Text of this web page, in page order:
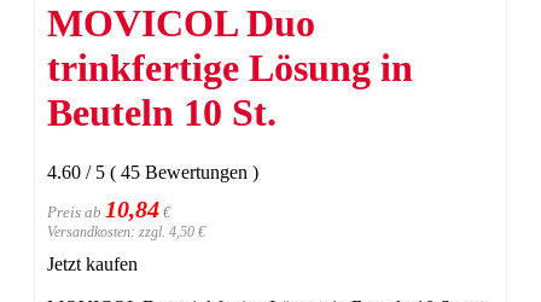
MOVICOL Duo
trinkfertige Lösung in
Beuteln 10 St.
4.60 / 5 ( 45 Bewertungen )
Preis ab 10,84 €
Versandkosten: zzgl. 4,50 €
Jetzt kaufen